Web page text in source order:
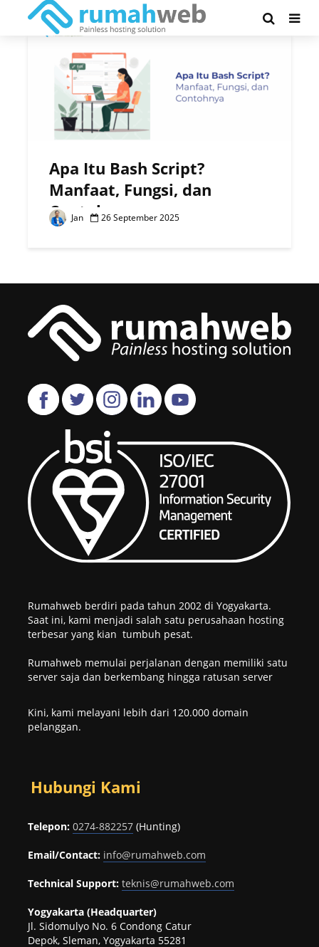
Tag - Bash
Apa Itu Bash Script?
Manfaat, Fungsi, dan
Contohnya
Jan 26 September 2025
Rumahweb berdiri pada tahun 2002 di Yogyakarta.
Saat ini, kami menjadi salah satu perusahaan hosting
terbesar yang kian tumbuh pesat.
Rumahweb memulai perjalanan dengan memiliki satu
server saja dan berkembang hingga ratusan server
Kini, kami melayani lebih dari 120.000 domain
pelanggan.
Hubungi Kami
Telepon: 0274-882257 (Hunting)
Email/Contact: info@rumahweb.com
Technical Support: teknis@rumahweb.com
Yogyakarta (Headquarter)
Jl. Sidomulyo No. 6 Condong Catur
Depok, Sleman, Yogyakarta 55281